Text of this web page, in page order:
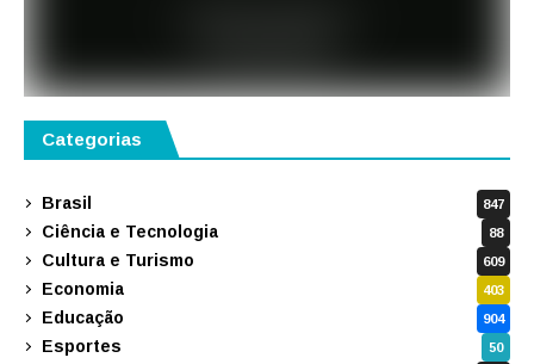
Categorias
Brasil 847
Ciência e Tecnologia 88
Cultura e Turismo 609
Economia 403
Educação 904
Esportes 50